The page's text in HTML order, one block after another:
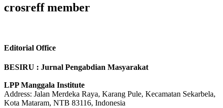
crosreff member
Editorial Office
BESIRU : Jurnal Pengabdian Masyarakat
LPP Manggala Institute
Address: Jalan Merdeka Raya, Karang Pule, Kecamatan Sekarbela,
Kota Mataram, NTB 83116, Indonesia